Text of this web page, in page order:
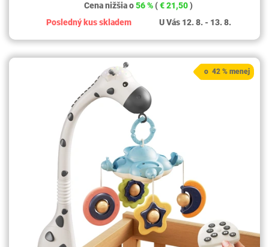
Cena nižšia o56 % (€ 21,50)
Posledný kus skladem
U Vás 12. 8. - 13. 8.
o 42 % menej